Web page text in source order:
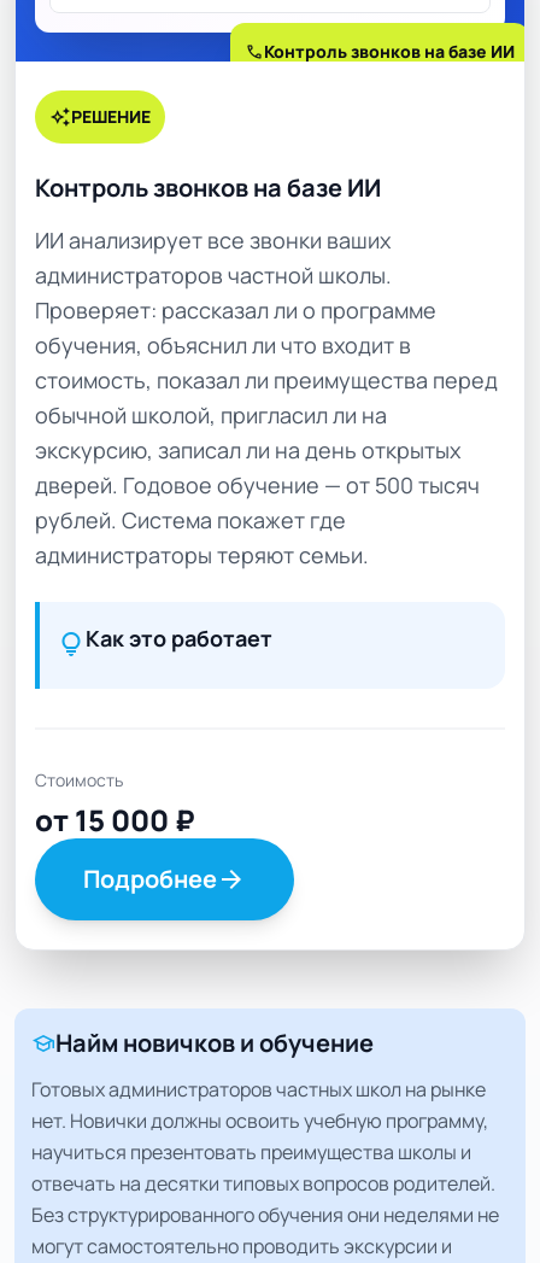
callКонтроль звонков на базе ИИ
auto_awesomeРЕШЕНИЕ
Контроль звонков на базе ИИ
ИИ анализирует все звонки ваших
администраторов частной школы.
Проверяет: рассказал ли о программе
обучения, объяснил ли что входит в
стоимость, показал ли преимущества перед
обычной школой, пригласил ли на
экскурсию, записал ли на день открытых
дверей. Годовое обучение — от 500 тысяч
рублей. Система покажет где
администраторы теряют семьи.
lightbulb Как это работает
Стоимость
от 15 000 ₽
Подробнееarrow_forward
schoolНайм новичков и обучение
Готовых администраторов частных школ на рынке
нет. Новички должны освоить учебную программу,
научиться презентовать преимущества школы и
отвечать на десятки типовых вопросов родителей.
Без структурированного обучения они неделями не
могут самостоятельно проводить экскурсии и